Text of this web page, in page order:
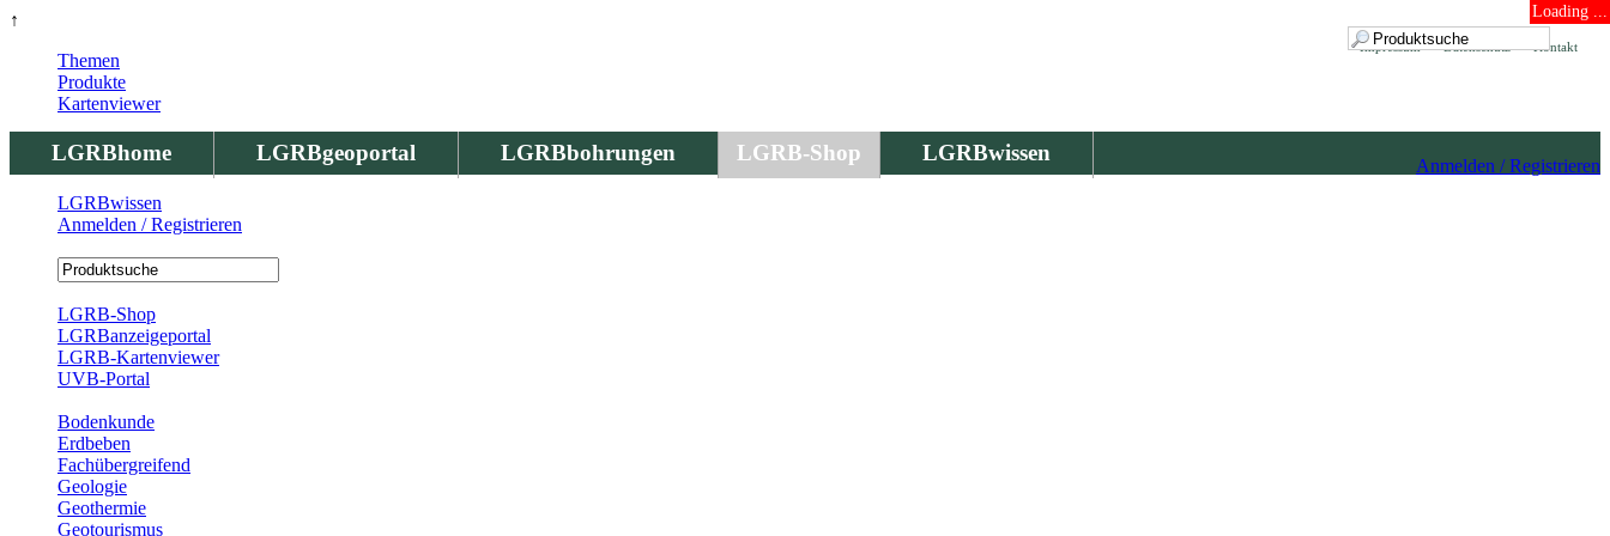
↑ Loading ...
Kontakt
Datenschutz
Impressum
LGRBhome LGRBgeoportal LGRBbohrungen LGRB-Shop LGRBwissen
Anmelden / Registrieren
Themen
Produkte
Kartenviewer
LGRBwissen
Anmelden / Registrieren
LGRB-Shop
LGRBanzeigeportal
LGRB-Kartenviewer
UVB-Portal
Bodenkunde
Erdbeben
Fachübergreifend
Geologie
Geothermie
Geotourismus